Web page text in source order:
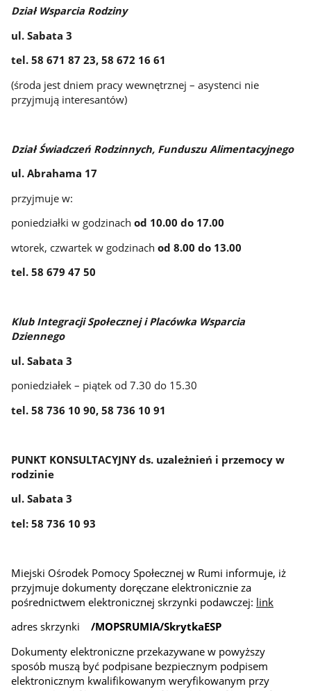
Dział Wsparcia Rodziny
ul. Sabata 3
tel. 58 671 87 23, 58 672 16 61
(środa jest dniem pracy wewnętrznej – asystenci nie
przyjmują interesantów)
Dział Świadczeń Rodzinnych, Funduszu Alimentacyjnego
ul. Abrahama 17
przyjmuje w:
poniedziałki w godzinach od 10.00 do 17.00
wtorek, czwartek w godzinach od 8.00 do 13.00
tel. 58 679 47 50
Klub Integracji Społecznej i Placówka Wsparcia
Dziennego
ul. Sabata 3
poniedziałek – piątek od 7.30 do 15.30
tel. 58 736 10 90, 58 736 10 91
PUNKT KONSULTACYJNY ds. uzależnień i przemocy w
rodzinie
ul. Sabata 3
tel: 58 736 10 93
Miejski Ośrodek Pomocy Społecznej w Rumi informuje, iż
przyjmuje dokumenty doręczane elektronicznie za
pośrednictwem elektronicznej skrzynki podawczej: link
adres skrzynki
/MOPSRUMIA/SkrytkaESP
Dokumenty elektroniczne przekazywane w powyższy
sposób muszą być podpisane bezpiecznym podpisem
elektronicznym kwalifikowanym weryfikowanym przy